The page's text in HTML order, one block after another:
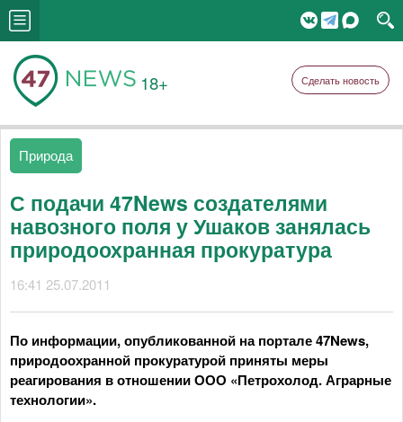
18+ Сделать новость
Природа
С подачи 47News создателями
навозного поля у Ушаков занялась
природоохранная прокуратура
16:41 25.07.2011
По информации, опубликованной на портале 47News,
природоохранной прокуратурой приняты меры
реагирования в отношении ООО «Петрохолод. Аграрные
технологии».